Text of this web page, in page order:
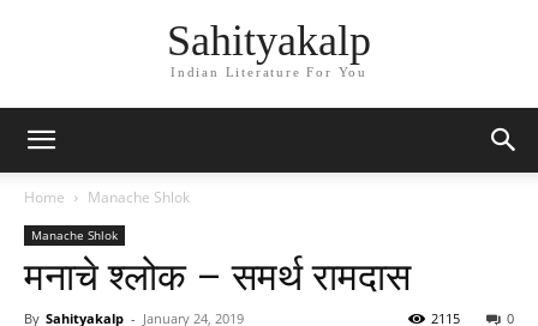
Sahityakalp
Indian Literature For You
Home Manache Shlok
Manache Shlok
मनाचे श्लोक – समर्थ रामदास
By Sahityakalp - January 24, 2019 0
2115